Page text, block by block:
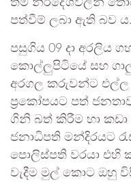
තම නිර්දේශවලින්
පත්වීම් ලබා ඇති බව ය.
පසුගිය 09 දා අරලිය
කොල්ලුපිටියේ සහ
අරගල කරුවන්ට එල්ල
ප්‍රකෝපයට පත්
ගිනි බත් කිරීම හා කඩා
ජනාධිපති මන්දිරයට
පොලිස්පති වරයා එහි
වැදීම මුල් කොට ඔහු